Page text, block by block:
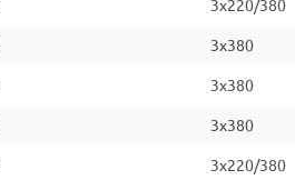
3x220/380
3x380
3x380
3x380
3x220/380